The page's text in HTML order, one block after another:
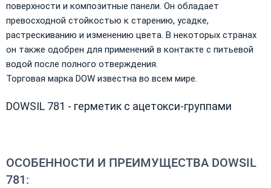
поверхности и композитные панели. Он обладает
превосходной стойкостью к старению, усадке,
растрескиванию и изменению цвета. В некоторых странах
он также одобрен для применений в контакте с питьевой
водой после полного отверждения.
​Торговая марка DOW известна во всем мире.
DOWSIL 781 - герметик с ацетокси-группами
ОСОБЕННОСТИ И ПРЕИМУЩЕСТВА DOWSIL
781: